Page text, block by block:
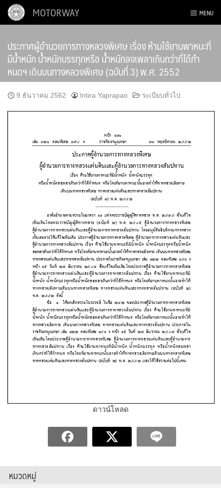
Skip
MOTORWAY MENU
ประกาศผู้อำนวยการทางหลวงพิเศษ เรื่อง ห้ามใช้ยานพาหนะที่
มีน้ำหนัก น้ำหนักบรรทุกหรือ น้ำหนักลงเพลาเกินกว่าที่ได้กำ
หนดฯ เดินบนทางหลวงพิเศษ (ฉบับที่ 3) พ.ศ. 2552
9 ธันวาคม 2562 Intira Yaprapao ระเบียบทั่วไป
ดาวน์โหลด
หมวดหมู่